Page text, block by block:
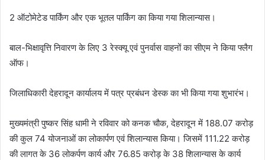
2 ऑटोमेटेड पार्किंग और एक भूतल पार्किंग का किया गया शिलान्यास।
बाल-भिक्षावृत्ति निवारण के लिए 3 रेस्क्यू एवं पुनर्वास वाहनों का सीएम ने किया फ्लैग
ऑफ।
जिलाधिकारी देहरादून कार्यालय में पत्र प्रबंधन डेस्क का भी किया गया शुभारंभ।
मुख्यमंत्री पुष्कर सिंह धामी ने रविवार को कनक चौक, देहरादून में 188.07 करोड़
की कुल 74 योजनाओं का लोकार्पण एवं शिलान्यास किया। जिसमें 111.22 करोड़
की लागत के 36 लोकर्पण कार्य और 76.85 करोड़ के 38 शिलान्यास के कार्य